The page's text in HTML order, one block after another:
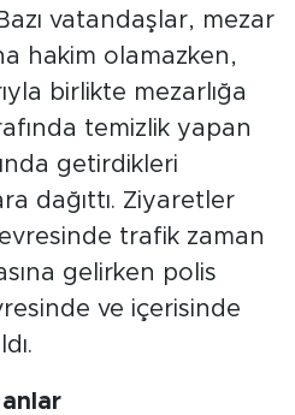
vatandaşlar, mezar
hakim olamazken,
birlikte mezarlığa
temizlik yapan
getirdikleri
dağıttı. Ziyaretler
trafik zaman
gelirken polis
ve içerisinde